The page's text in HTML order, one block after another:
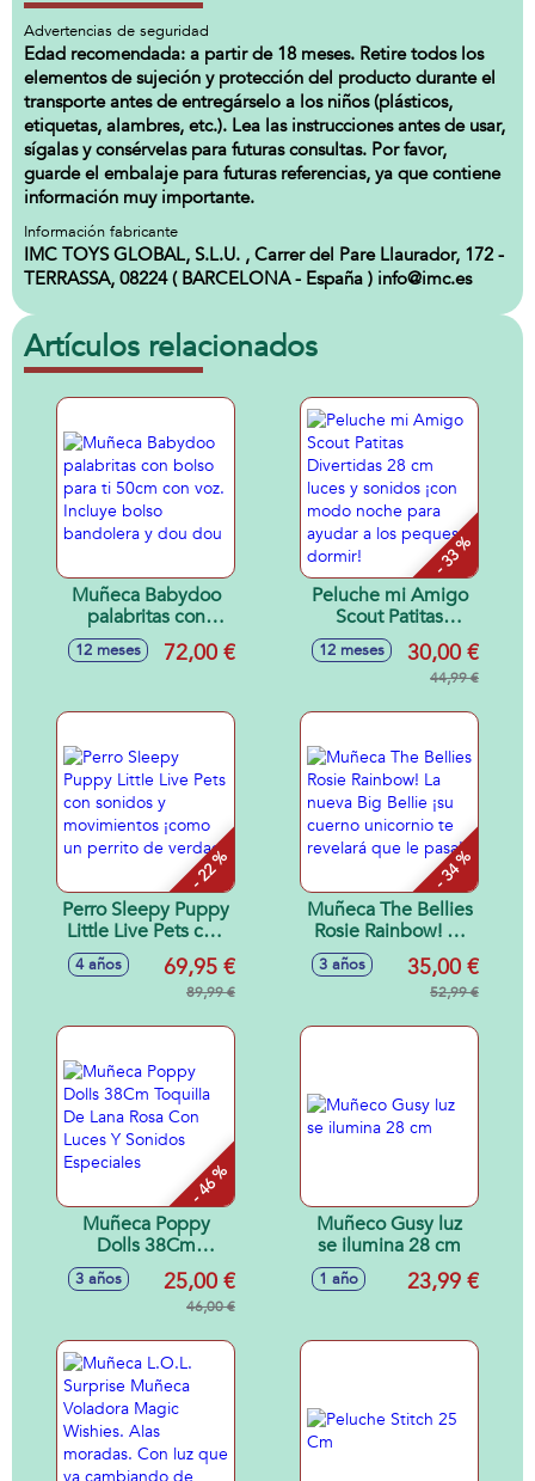
Advertencias de seguridad
Edad recomendada: a partir de 18 meses. Retire todos los
elementos de sujeción y protección del producto durante el
transporte antes de entregárselo a los niños (plásticos,
etiquetas, alambres, etc.). Lea las instrucciones antes de usar,
sígalas y consérvelas para futuras consultas. Por favor,
guarde el embalaje para futuras referencias, ya que contiene
información muy importante.
Información fabricante
IMC TOYS GLOBAL, S.L.U. , Carrer del Pare Llaurador, 172 -
TERRASSA, 08224 ( BARCELONA - España ) info@imc.es
Artículos relacionados
Muñeca Babydoo
palabritas con
bolso para ti 50cm
con voz. Incluye
12 meses 72,00 €
- 33 %
Peluche mi Amigo
Scout Patitas
Divertidas 28 cm
luces y sonidos
¡con modo noche
12 meses 30,00 €
44,99 €
- 22 %
Perro Sleepy Puppy
Little Live Pets con
sonidos y
movimientos ¡como
un perrito de
4 años 69,95 €
89,99 €
- 34 %
Muñeca The Bellies
Rosie Rainbow! La
nueva Big Bellie ¡su
cuerno unicornio te
revelará que le
3 años 35,00 €
52,99 €
- 46 %
Muñeca Poppy
Dolls 38Cm
Toquilla De Lana
Rosa Con Luces Y
Sonidos Especiales
3 años 25,00 €
46,00 €
Muñeco Gusy luz
se ilumina 28 cm
1 año 23,99 €